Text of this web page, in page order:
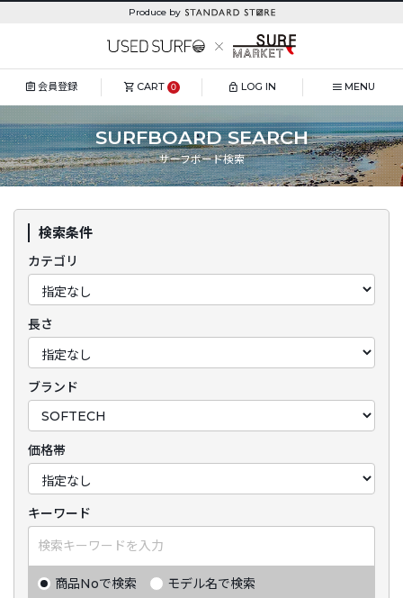
Produce by
会員登録 CART 0 LOG IN MENU
SURFBOARD SEARCH
サーフボード検索
検索条件
カテゴリ
長さ
ブランド
価格帯
キーワード
商品Noで検索 モデル名で検索